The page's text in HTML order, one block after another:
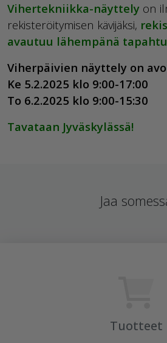
Vihertekniikka-näyttely on
rekisteröitymisen kävijäksi,
avautuu lähempänä
Viherpäivien näyttely on
Ke 5.2.2025 klo 9:00-17:00
To 6.2.2025 klo 9:00-15:30
Tavataan Jyväskylässä!
Jaa
Tuotteet